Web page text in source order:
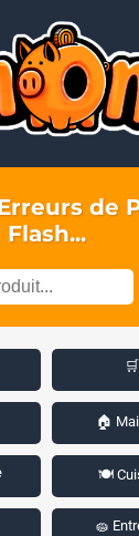
de
Flash...
🏠
🍽️
🧽